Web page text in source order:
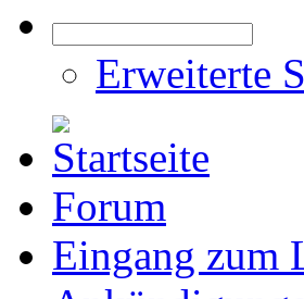
Erweiterte
Forum
Eingang zum